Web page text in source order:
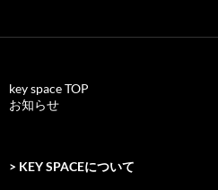
key space TOP
お知らせ
> KEY SPACEについて